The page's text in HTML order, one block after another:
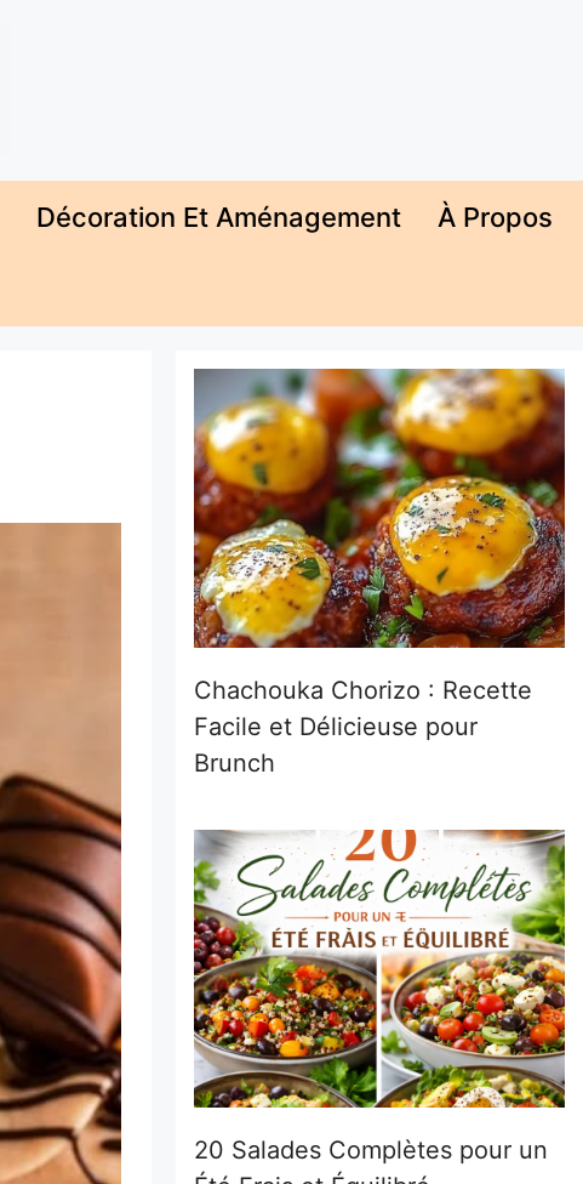
Décoration Et Aménagement À Propos
Chachouka Chorizo : Recette
Facile et Délicieuse pour
Brunch
20 Salades Complètes pour un